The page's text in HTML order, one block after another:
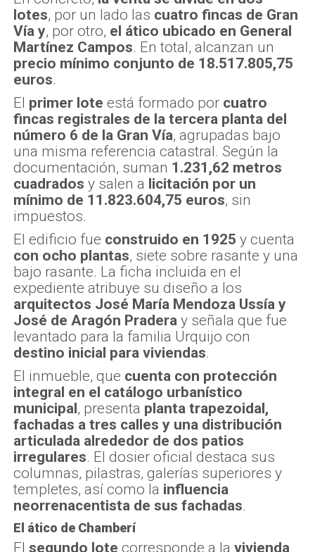
lotes, por un lado las cuatro fincas de Gran
Vía y, por otro, el ático ubicado en General
Martínez Campos. En total, alcanzan un
precio mínimo conjunto de 18.517.805,75
euros.
El primer lote está formado por cuatro
fincas registrales de la tercera planta del
número 6 de la Gran Vía, agrupadas bajo
una misma referencia catastral. Según la
documentación, suman 1.231,62 metros
cuadrados y salen a licitación por un
mínimo de 11.823.604,75 euros, sin
impuestos.
El edificio fue construido en 1925 y cuenta
con ocho plantas, siete sobre rasante y una
bajo rasante. La ficha incluida en el
expediente atribuye su diseño a los
arquitectos José María Mendoza Ussía y
José de Aragón Pradera y señala que fue
levantado para la familia Urquijo con
destino inicial para viviendas.
El inmueble, que cuenta con protección
integral en el catálogo urbanístico
municipal, presenta planta trapezoidal,
fachadas a tres calles y una distribución
articulada alrededor de dos patios
irregulares. El dosier oficial destaca sus
columnas, pilastras, galerías superiores y
templetes, así como la influencia
neorrenacentista de sus fachadas.
El ático de Chamberí
El segundo lote corresponde a la vivienda